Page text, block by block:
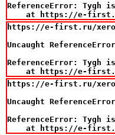
ReferenceError: Tygh
at https://e-
https://e-first.ru/xerox-
Uncaught
ReferenceError: Tygh
at https://e-
https://e-first.ru/xerox-
Uncaught
ReferenceError: Tygh
at https://e-